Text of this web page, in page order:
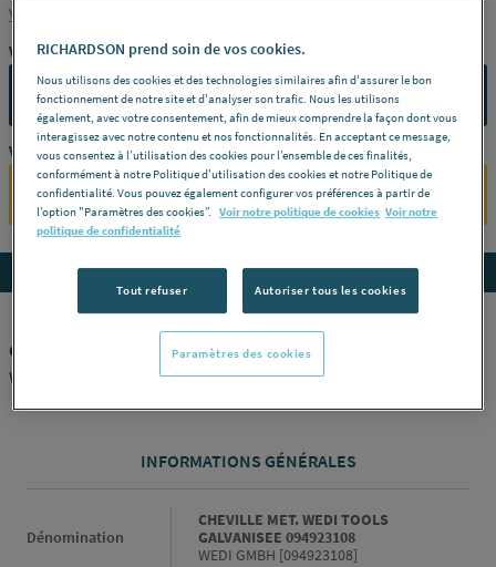
Voir la description complète
Vous avez un projet ?
CONTACTEZ-NOUS
Vous êtes un professionnel ?
SE CONNECTER
Accedez aux détails du produit
CHEVILLE MET. WEDI TOOLS GALVANISEE 094923108
WEDI GMBH [094923108]
INFORMATIONS GÉNÉRALES
Informations générales
Dénomination
CHEVILLE MET. WEDI TOOLS
GALVANISEE 094923108
WEDI GMBH [094923108]
RICHARDSON prend soin de vos cookies.
Nous utilisons des cookies et des technologies similaires afin d'assurer le bon
fonctionnement de notre site et d'analyser son trafic. Nous les utilisons
également, avec votre consentement, afin de mieux comprendre la façon dont vous
interagissez avec notre contenu et nos fonctionnalités. En acceptant ce message,
vous consentez à l’utilisation des cookies pour l’ensemble de ces finalités,
conformément à notre Politique d'utilisation des cookies et notre Politique de
confidentialité. Vous pouvez également configurer vos préférences à partir de
l’option "Paramètres des cookies”. Voir notre politique de cookies Voir notre
politique de confidentialité
Tout refuser Autoriser tous les cookies
Paramètres des cookies